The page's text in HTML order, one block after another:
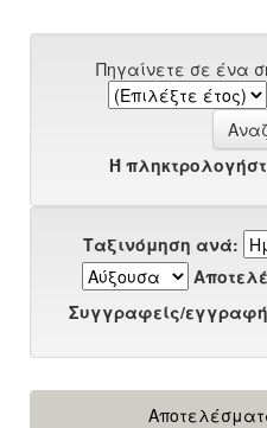
Πηγαίνετε σε ένα
Ή
Ταξινόμηση ανά:
Συγγραφείς/